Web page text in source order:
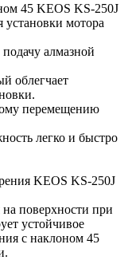
45 KEOS KS-250J
установки мотора
алмазной
облегчает
перемещению
легко и быстро
KEOS KS-250J
поверхности при
устойчивое
с наклоном 45